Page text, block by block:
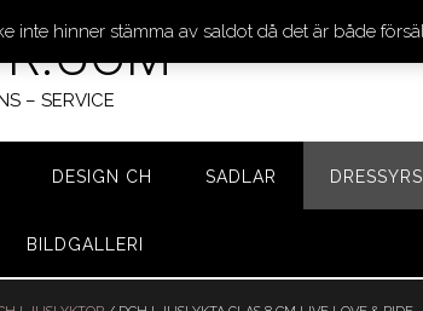
– SERVICE
DESIGN CH SADLAR
BILDGALLERI
inte hinner stämma av saldot då det är både